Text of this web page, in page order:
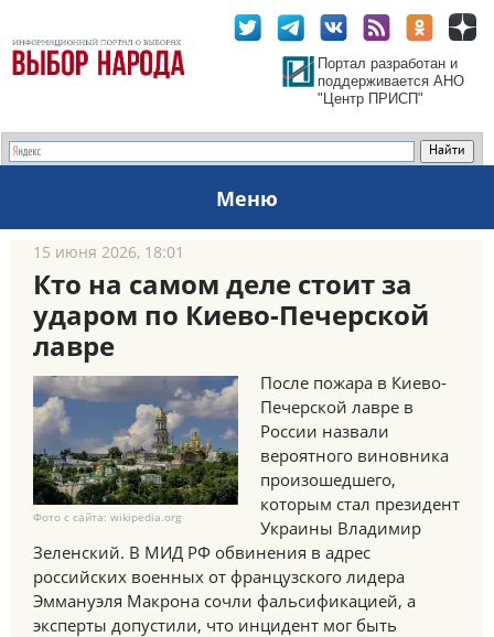
Портал разработан и
поддерживается АНО
"Центр ПРИСП"
Меню
15 июня 2026, 18:01
Кто на самом деле стоит за
ударом по Киево-Печерской
лавре
Фото с сайта: wikipedia.org
После пожара в Киево-
Печерской лавре в
России назвали
вероятного виновника
произошедшего,
которым стал президент
Украины Владимир
Зеленский. В МИД РФ обвинения в адрес
российских военных от французского лидера
Эммануэля Макрона сочли фальсификацией, а
эксперты допустили, что инцидент мог быть